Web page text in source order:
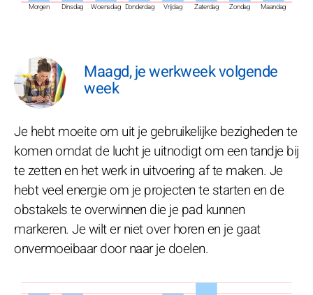
Morgen Dinsdag Woensdag Donderdag Vrijdag Zaterdag Zondag Maandag
Maagd, je werkweek volgende
week
Je hebt moeite om uit je gebruikelijke bezigheden te
komen omdat de lucht je uitnodigt om een tandje bij
te zetten en het werk in uitvoering af te maken. Je
hebt veel energie om je projecten te starten en de
obstakels te overwinnen die je pad kunnen
markeren. Je wilt er niet over horen en je gaat
onvermoeibaar door naar je doelen.